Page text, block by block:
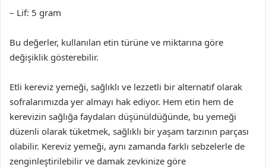
– Lif: 5 gram
Bu değerler, kullanılan etin türüne ve miktarına göre
değişiklik gösterebilir.
Etli kereviz yemeği, sağlıklı ve lezzetli bir alternatif olarak
sofralarımızda yer almayı hak ediyor. Hem etin hem de
kerevizin sağlığa faydaları düşünüldüğünde, bu yemeği
düzenli olarak tüketmek, sağlıklı bir yaşam tarzının parçası
olabilir. Kereviz yemeği, aynı zamanda farklı sebzelerle de
zenginleştirilebilir ve damak zevkinize göre